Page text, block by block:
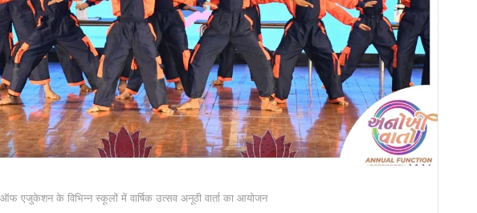
एजुकेशन के विभिन्न स्कूलों में वार्षिक उत्सव अनूठी वार्ता का आयोजन